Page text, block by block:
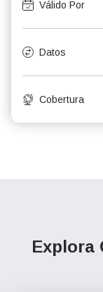
Válido Por
Datos
Cobertura
Explora